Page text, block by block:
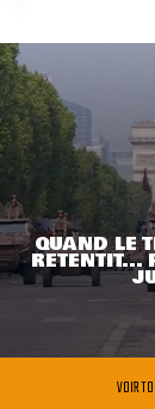
QUAND LE
RETENTIT...
VOIR